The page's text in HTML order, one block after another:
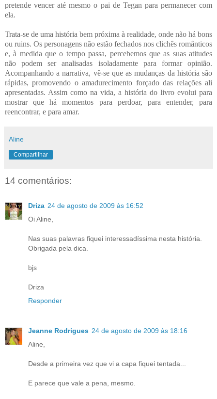
pretende vencer até mesmo o pai de Tegan para permanecer com
ela.
Trata-se de uma história bem próxima à realidade, onde não há bons
ou ruins. Os personagens não estão fechados nos clichês românticos
e, à medida que o tempo passa, percebemos que as suas atitudes
não podem ser analisadas isoladamente para formar opinião.
Acompanhando a narrativa, vê-se que as mudanças da história são
rápidas, promovendo o amadurecimento forçado das relações ali
apresentadas. Assim como na vida, a história do livro evolui para
mostrar que há momentos para perdoar, para entender, para
reencontrar, e para amar.
Aline
Compartilhar
14 comentários:
Driza 24 de agosto de 2009 às 16:52
Oi Aline,
Nas suas palavras fiquei interessadíssima nesta história.
Obrigada pela dica.
bjs
Driza
Responder
Jeanne Rodrigues 24 de agosto de 2009 às 18:16
Aline,
Desde a primeira vez que vi a capa fiquei tentada...
E parece que vale a pena, mesmo.